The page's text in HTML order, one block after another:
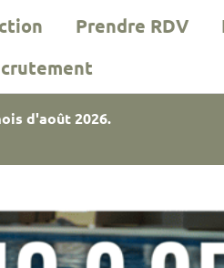
Prendre RDV
d'août 2026.